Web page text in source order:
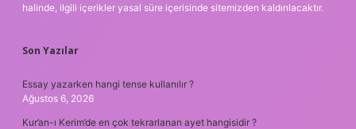
halinde, ilgili içerikler yasal süre içerisinde sitemizden kaldırılacaktır.
Son Yazılar
Essay yazarken hangi tense kullanılır ?
Ağustos 6, 2026
Kur’an-ı Kerim’de en çok tekrarlanan ayet hangisidir ?